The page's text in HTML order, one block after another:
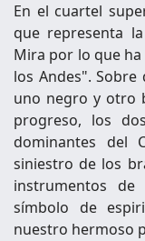
En el cuartel
que representa
Mira por lo que
los Andes".
uno negro y otro
progreso, los
dominantes del
siniestro de los
instrumentos
símbolo de
nuestro hermoso